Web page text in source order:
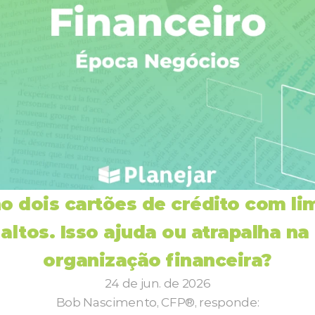
dois cartões de crédito com
altos. Isso ajuda ou atrapalha na
organização financeira?
24 de jun. de 2026
Bob Nascimento, CFP®, responde: